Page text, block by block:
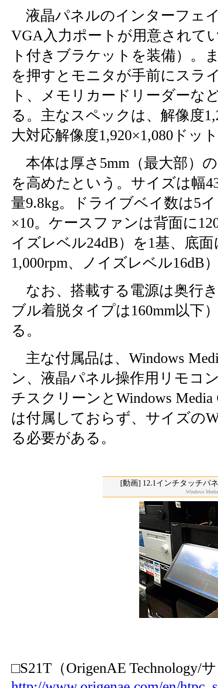
液晶パネルのインターフェ
VGA入力ポートが用意されて
ト付きブラケットを装備）。
を押すとモニタが手前にスラ
ト、メモリカードリーダーな
る。主なスペックは、解像度
大対応解像度1,920×1,080ドッ
本体は厚さ5mm（最大部）
を高めたという。サイズは幅
量9.8kg。ドライブベイ数は5
×10。ケースファンは背面に
イズレベル24dB）を1基、底
1,000rpm、ノイズレベル16dB
なお、搭載する電源は奥行
ブル着脱タイプは160mm以下
る。
主な付属品は、Windows
ン、液晶パネル操作用リモコ
チスクリーンとWindows
は付属しておらず、サイズの
る必要がある。
[動画] 12.1インチタッチパ
Windows
□S21T（OrigenAE Technology/